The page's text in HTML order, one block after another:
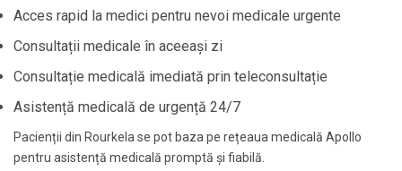
Acces rapid la medici pentru nevoi medicale urgente
Consultații medicale în aceeași zi
Consultație medicală imediată prin teleconsultație
Asistență medicală de urgență 24/7
Pacienții din Rourkela se pot baza pe rețeaua medicală Apollo
pentru asistență medicală promptă și fiabilă.